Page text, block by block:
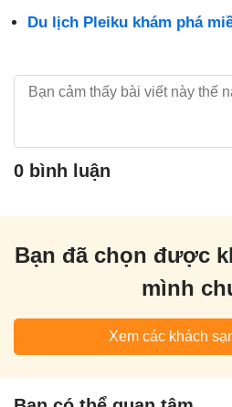
Du lịch Pleiku khám phá
0 bình luận
Bạn đã chọn được
mình
Xem các khách